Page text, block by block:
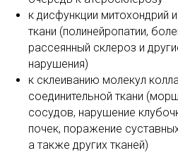
к дисфункции митохондрий
ткани (полинейропатии,
рассеянный склероз и
нарушения)
к склеиванию молекул
соединительной ткани
сосудов, нарушение
почек, поражение
а также других тканей)